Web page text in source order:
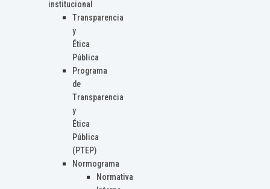
institucional
Transparencia
y
Ética
Pública
Programa
de
Transparencia
y
Ética
Pública
(PTEP)
Normograma
Normativa